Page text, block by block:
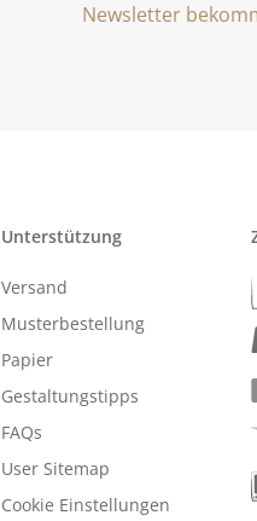
Newsletter
Unterstützung
Versand
Musterbestellung
Papier
Gestaltungstipps
FAQs
User Sitemap
Cookie Einstellungen